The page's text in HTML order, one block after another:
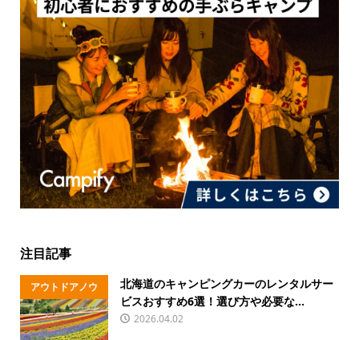
注目記事
アウトドアノウ
ハウ
北海道のキャンピングカーのレンタルサー
ビスおすすめ6選！選び方や必要な...
2026.04.02